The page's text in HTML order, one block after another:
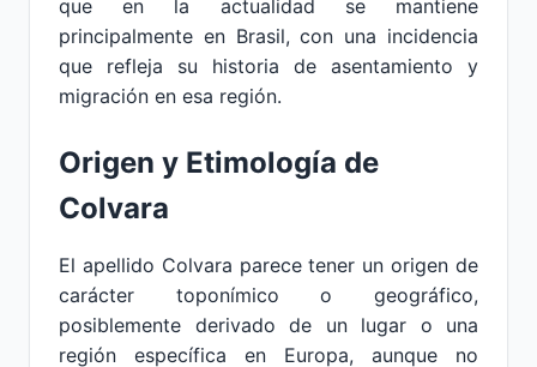
que en la actualidad se mantiene
principalmente en Brasil, con una incidencia
que refleja su historia de asentamiento y
migración en esa región.
Origen y Etimología de
Colvara
El apellido Colvara parece tener un origen de
carácter toponímico o geográfico,
posiblemente derivado de un lugar o una
región específica en Europa, aunque no